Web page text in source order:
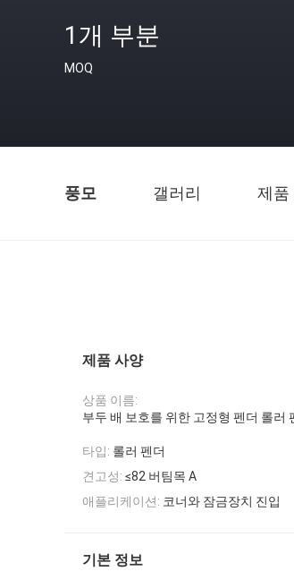
1개 부분
MOQ
풍모 갤러리 제품
제품 사양
상품 이름:
부두 배 보호를 위한 고정형 펜더 롤러
타입: 롤러 펜더
견고성: ≤82 버팀목 A
애플리케이션: 코너와 잠금장치 진입
기본 정보